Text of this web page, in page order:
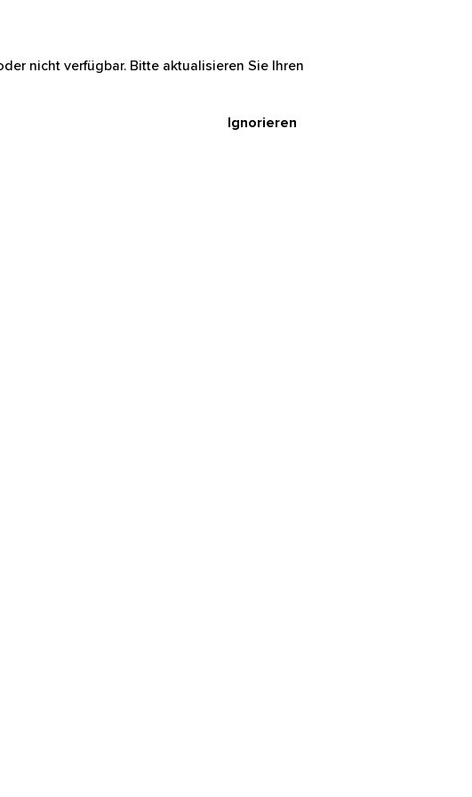
nicht verfügbar. Bitte aktualisieren Sie Ihren
Ignorieren